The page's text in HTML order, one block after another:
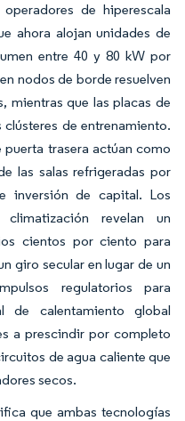
de hiperescala
ahora alojan unidades de
entre 40 y 80 kW por
nodos de borde resuelven
mientras que las placas de
de entrenamiento.
trasera actúan como
las salas refrigeradas por
inversión de capital. Los
revelan un
cientos por ciento para
giro secular en lugar de un
regulatorios para
de calentamiento global
a prescindir por completo
de agua caliente que
secos.
que ambas tecnologías